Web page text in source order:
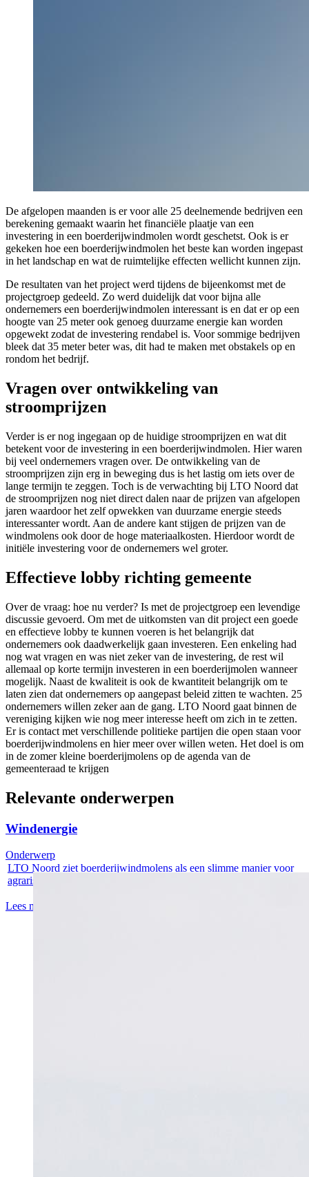
De afgelopen maanden is er voor alle 25 deelnemende bedrijven een
berekening gemaakt waarin het financiële plaatje van een
investering in een boerderijwindmolen wordt geschetst. Ook is er
gekeken hoe een boerderijwindmolen het beste kan worden ingepast
in het landschap en wat de ruimtelijke effecten wellicht kunnen zijn.
De resultaten van het project werd tijdens de bijeenkomst met de
projectgroep gedeeld. Zo werd duidelijk dat voor bijna alle
ondernemers een boerderijwindmolen interessant is en dat er op een
hoogte van 25 meter ook genoeg duurzame energie kan worden
opgewekt zodat de investering rendabel is. Voor sommige bedrijven
bleek dat 35 meter beter was, dit had te maken met obstakels op en
rondom het bedrijf.
Vragen over ontwikkeling van
stroomprijzen
Verder is er nog ingegaan op de huidige stroomprijzen en wat dit
betekent voor de investering in een boerderijwindmolen. Hier waren
bij veel ondernemers vragen over. De ontwikkeling van de
stroomprijzen zijn erg in beweging dus is het lastig om iets over de
lange termijn te zeggen. Toch is de verwachting bij LTO Noord dat
de stroomprijzen nog niet direct dalen naar de prijzen van afgelopen
jaren waardoor het zelf opwekken van duurzame energie steeds
interessanter wordt. Aan de andere kant stijgen de prijzen van de
windmolens ook door de hoge materiaalkosten. Hierdoor wordt de
initiële investering voor de ondernemers wel groter.
Effectieve lobby richting gemeente
Over de vraag: hoe nu verder? Is met de projectgroep een levendige
discussie gevoerd. Om met de uitkomsten van dit project een goede
en effectieve lobby te kunnen voeren is het belangrijk dat
ondernemers ook daadwerkelijk gaan investeren. Een enkeling had
nog wat vragen en was niet zeker van de investering, de rest wil
allemaal op korte termijn investeren in een boerderijmolen wanneer
mogelijk. Naast de kwaliteit is ook de kwantiteit belangrijk om te
laten zien dat ondernemers op aangepast beleid zitten te wachten. 25
ondernemers willen zeker aan de gang. LTO Noord gaat binnen de
vereniging kijken wie nog meer interesse heeft om zich in te zetten.
Er is contact met verschillende politieke partijen die open staan voor
boerderijwindmolens en hier meer over willen weten. Het doel is om
in de zomer kleine boerderijmolens op de agenda van de
gemeenteraad te krijgen
Relevante onderwerpen
Windenergie
LTO Noord ziet boerderijwindmolens als een slimme manier voor
agrarische...
Lees meer
Onderwerp